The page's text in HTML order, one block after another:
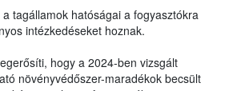
tagállamok hatóságai a fogyasztókra
intézkedéseket hoznak.
hogy a 2024-ben vizsgált
növényvédőszer-maradékok becsült